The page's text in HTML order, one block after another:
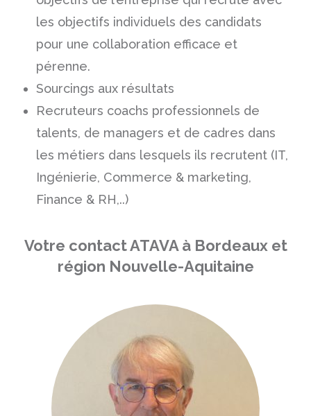
les objectifs individuels des candidats
pour une collaboration efficace et
pérenne.
Sourcings aux résultats
Recruteurs coachs professionnels de
talents, de managers et de cadres dans
les métiers dans lesquels ils recrutent (IT,
Ingénierie, Commerce & marketing,
Finance & RH,..)
Votre contact ATAVA à Bordeaux et
région Nouvelle-Aquitaine